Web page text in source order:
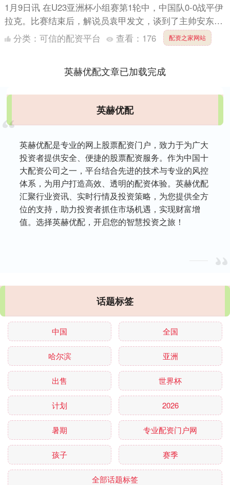
1月9日讯 在U23亚洲杯小组赛第1轮中，中国队0-0战平伊
拉克。比赛结束后，解说员袁甲发文，谈到了主帅安东尼
奥的战术布置。 袁甲表示：“532这个阵型短板太明....
分类： 可信的配资平台 查看： 176 配资之家网站
英赫优配文章已加载完成
英赫优配
英赫优配是专业的网上股票配资门户，致力于为广大
投资者提供安全、便捷的股票配资服务。作为中国十
大配资公司之一，平台结合先进的技术与专业的风控
体系，为用户打造高效、透明的配资体验。英赫优配
汇聚行业资讯、实时行情及投资策略，为您提供全方
位的支持，助力投资者抓住市场机遇，实现财富增
值。选择英赫优配，开启您的智慧投资之旅！
话题标签
中国 全国
哈尔滨 亚洲
出售 世界杯
计划 2026
暑期 专业配资门户网
孩子 赛季
全部话题标签